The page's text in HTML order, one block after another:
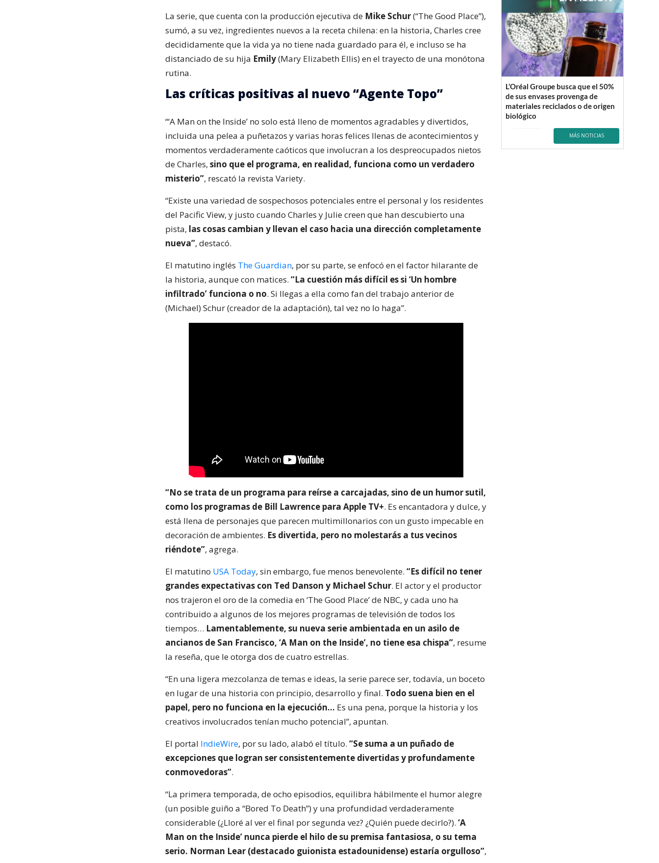
La serie, que cuenta con la producción ejecutiva de Mike Schur(“The Good Place”),
sumó, a su vez, ingredientes nuevos a la receta chilena: en la historia, Charles cree
decididamente que la vida ya no tiene nada guardado para él, e incluso se ha
distanciado de su hija Emily(Mary Elizabeth Ellis) en el trayecto de una monótona
rutina.
Las críticas positivas al nuevo “Agente Topo”
“‘A Man on the Inside’ no solo está lleno de momentos agradables y divertidos,
incluida una pelea a puñetazos y varias horas felices llenas de acontecimientos y
momentos verdaderamente caóticos que involucran a los despreocupados nietos
de Charles, sino que el programa, en realidad, funciona como un verdadero
misterio”, rescató la revista Variety.
“Existe una variedad de sospechosos potenciales entre el personal y los residentes
del Pacific View, y justo cuando Charles y Julie creen que han descubierto una
pista, las cosas cambian y llevan el caso hacia una dirección completamente
nueva”, destacó.
El matutino inglés The Guardian, por su parte, se enfocó en el factor hilarante de
la historia, aunque con matices. “La cuestión más difícil es si ‘Un hombre
infiltrado’ funciona o no. Si llegas a ella como fan del trabajo anterior de
(Michael) Schur (creador de la adaptación), tal vez no lo haga”.
“No se trata de un programa para reírse a carcajadas, sino de un humor sutil,
como los programas de Bill Lawrence para Apple TV+. Es encantadora y dulce, y
está llena de personajes que parecen multimillonarios con un gusto impecable en
decoración de ambientes. Es divertida, pero no molestarás a tus vecinos
riéndote”, agrega.
El matutino USA Today, sin embargo, fue menos benevolente. “Es difícil no tener
grandes expectativas con Ted Danson y Michael Schur. El actor y el productor
nos trajeron el oro de la comedia en ‘The Good Place’ de NBC, y cada uno ha
contribuido a algunos de los mejores programas de televisión de todos los
tiempos… Lamentablemente, su nueva serie ambientada en un asilo de
ancianos de San Francisco, ‘A Man on the Inside’, no tiene esa chispa”, resume
la reseña, que le otorga dos de cuatro estrellas.
“En una ligera mezcolanza de temas e ideas, la serie parece ser, todavía, un boceto
en lugar de una historia con principio, desarrollo y final. Todo suena bien en el
papel, pero no funciona en la ejecución… Es una pena, porque la historia y los
creativos involucrados tenían mucho potencial”, apuntan.
El portal IndieWire, por su lado, alabó el título. “Se suma a un puñado de
excepciones que logran ser consistentemente divertidas y profundamente
conmovedoras”.
“La primera temporada, de ocho episodios, equilibra hábilmente el humor alegre
(un posible guiño a “Bored To Death”) y una profundidad verdaderamente
considerable (¿Lloré al ver el final por segunda vez? ¿Quién puede decirlo?). ‘A
Man on the Inside’ nunca pierde el hilo de su premisa fantasiosa, o su tema
serio. Norman Lear (destacado guionista estadounidense) estaría orgulloso”,
L’Oréal Groupe busca que el 50%
de sus envases provenga de
materiales reciclados o de origen
biológico
MÁS NOTICIAS